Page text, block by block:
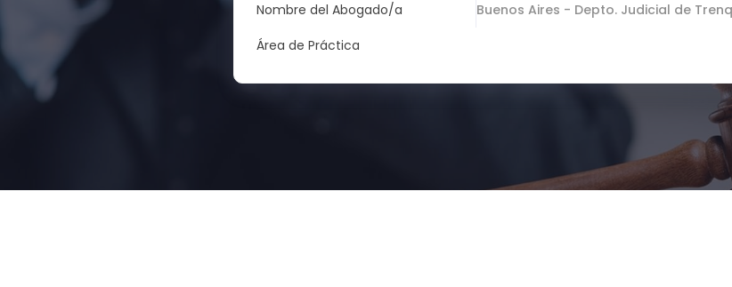
Nombre del Abogado/a
Buenos Aires - Depto. Judicial de
Área de Práctica